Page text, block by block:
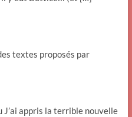
textes proposés par
J’ai appris la terrible nouvelle